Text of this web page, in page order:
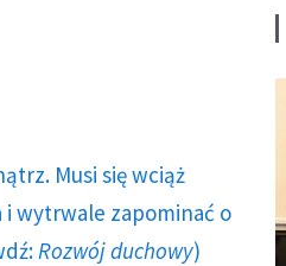
Musi się wciąż
i wytrwale zapominać o
Rozwój duchowy)